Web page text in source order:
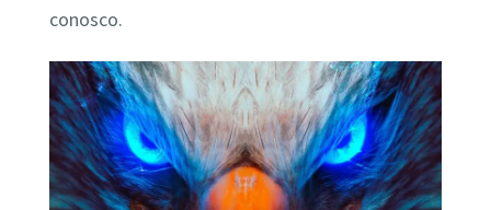
conosco.